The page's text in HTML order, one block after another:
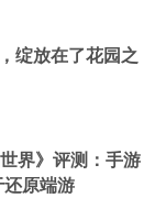
绽放在了花园之
界》评测：手游
原端游